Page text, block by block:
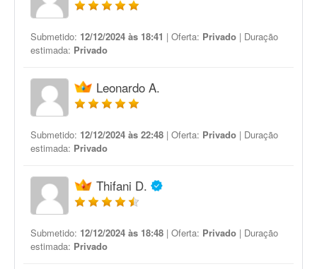
Submetido: 12/12/2024 às 18:41 | Oferta: Privado | Duração
estimada: Privado
Leonardo A.
Submetido: 12/12/2024 às 22:48 | Oferta: Privado | Duração
estimada: Privado
Thifani D.
Submetido: 12/12/2024 às 18:48 | Oferta: Privado | Duração
estimada: Privado